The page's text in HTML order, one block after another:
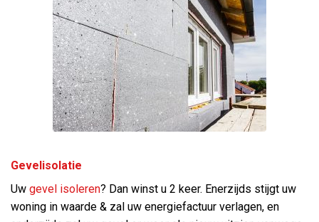
Gevelisolatie
Uw gevel isoleren? Dan winst u 2 keer. Enerzijds stijgt uw
woning in waarde & zal uw energiefactuur verlagen, en